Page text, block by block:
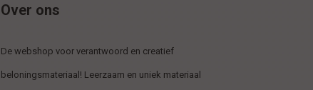
Over ons
De webshop voor verantwoord en creatief
beloningsmateriaal! Leerzaam en uniek materiaal